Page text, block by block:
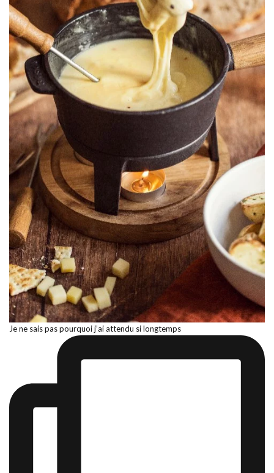
Je ne sais pas pourquoi j’ai attendu si longtemps